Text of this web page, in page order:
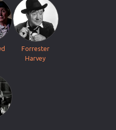
Forrester
Harvey